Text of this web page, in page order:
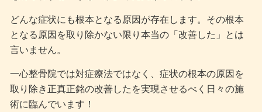
どんな症状にも根本となる原因が存在します。その根本
となる原因を取り除かない限り本当の「改善した」とは
言いません。
一心整骨院では対症療法ではなく、症状の根本の原因を
取り除き正真正銘の改善したを実現させるべく日々の施
術に臨んでいます！